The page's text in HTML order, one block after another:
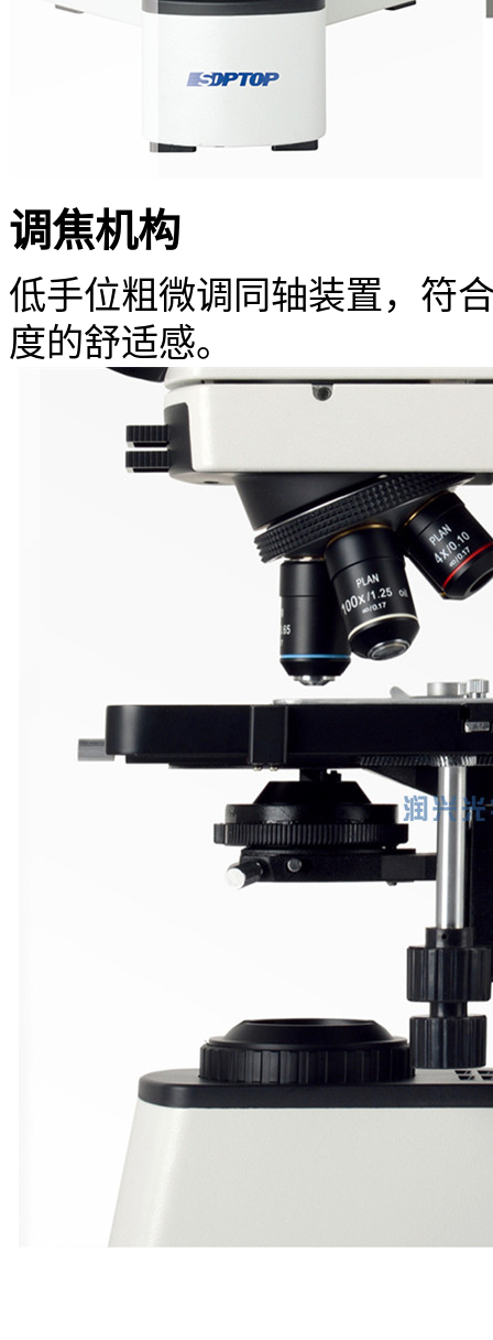
调焦机构
低手位粗微调同轴装置，符
度的舒适感。